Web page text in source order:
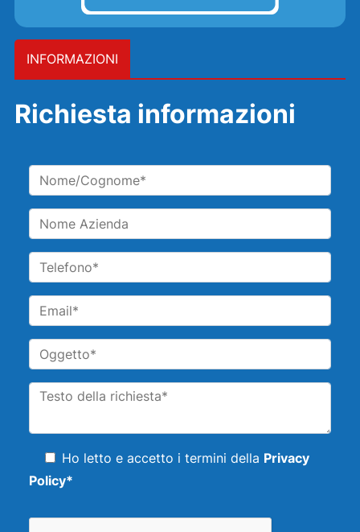
INFORMAZIONI
Richiesta informazioni
Ho letto e accetto i termini della Privacy
Policy*